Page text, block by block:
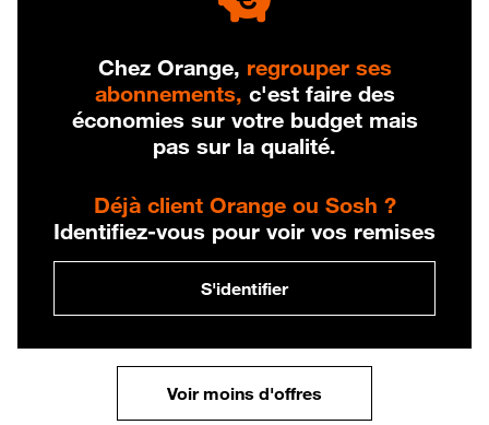
Chez Orange, regrouper ses
abonnements, c'est faire des
économies sur votre budget mais
pas sur la qualité.
Déjà client Orange ou Sosh ?
Identifiez-vous pour voir vos remises
S'identifier
Voir moins d'offres